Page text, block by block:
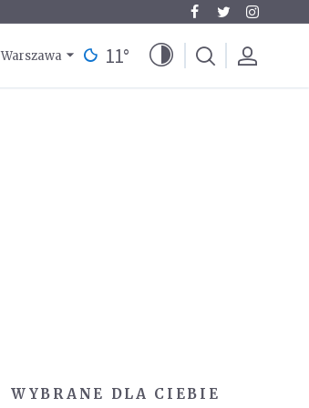
Warszawa 11°
WYBRANE DLA CIEBIE